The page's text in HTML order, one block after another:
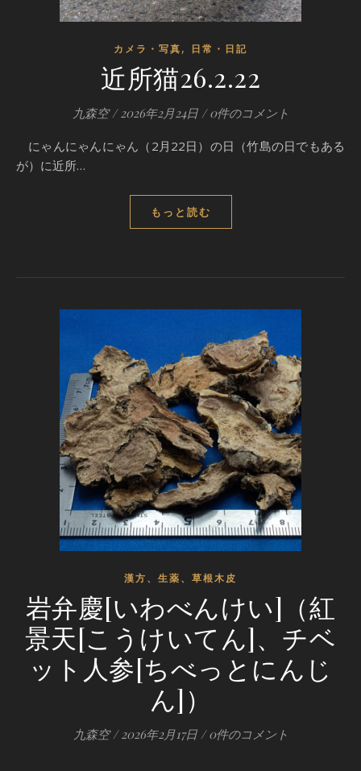
カメラ・写真, 日常・日記
近所猫26.2.22
九森空 / 2026年2月24日 / 0件のコメント
にゃんにゃんにゃん（2月22日）の日（竹島の日でもある
が）に近所…
もっと読む
漢方、生薬、草根木皮
岩弁慶[いわべんけい]（紅
景天[こうけいてん]、チベ
ット人参[ちべっとにんじ
ん]）
九森空 / 2026年2月17日 / 0件のコメント